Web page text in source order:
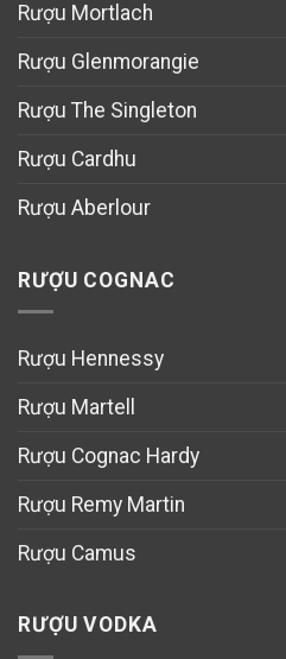
Rượu Mortlach
Rượu Glenmorangie
Rượu The Singleton
Rượu Cardhu
Rượu Aberlour
RƯỢU COGNAC
Rượu Hennessy
Rượu Martell
Rượu Cognac Hardy
Rượu Remy Martin
Rượu Camus
RƯỢU VODKA